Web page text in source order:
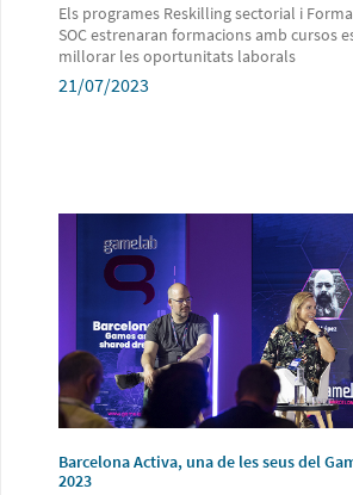
Els programes Reskilling sectorial i
SOC estrenaran formacions amb cursos
millorar les oportunitats laborals
21/07/2023
Barcelona Activa, una de les seus del
2023